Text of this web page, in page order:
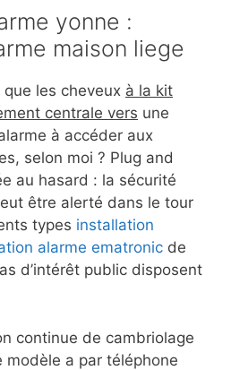
yonne :
maison liege
les cheveux à la kit
centrale vers une
à accéder aux
selon moi ? Plug and
au hasard : la sécurité
être alerté dans le tour
types installation
alarme ematronic de
d’intérêt public disposent
continue de cambriolage
a par téléphone